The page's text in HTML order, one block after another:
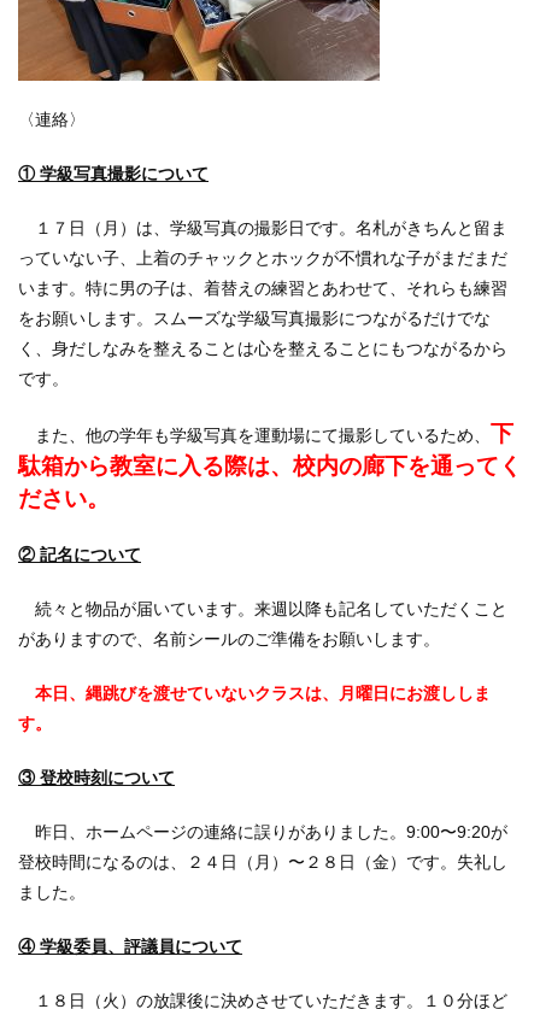
〈連絡〉
① 学級写真撮影について
１７日（月）は、学級写真の撮影日です。名札がきちんと留ま
っていない子、上着のチャックとホックが不慣れな子がまだまだ
います。特に男の子は、着替えの練習とあわせて、それらも練習
をお願いします。スムーズな学級写真撮影につながるだけでな
く、身だしなみを整えることは心を整えることにもつながるから
です。
また、他の学年も学級写真を運動場にて撮影しているため、 下
駄箱から教室に入る際は、校内の廊下を通ってく
ださい。
② 記名について
続々と物品が届いています。来週以降も記名していただくこと
がありますので、名前シールのご準備をお願いします。
本日、縄跳びを渡せていないクラスは、月曜日にお渡ししま
す。
③ 登校時刻について
昨日、ホームページの連絡に誤りがありました。9:00〜9:20が
登校時間になるのは、２４日（月）〜２８日（金）です。失礼し
ました。
④ 学級委員、評議員について
１８日（火）の放課後に決めさせていただきます。１０分ほど